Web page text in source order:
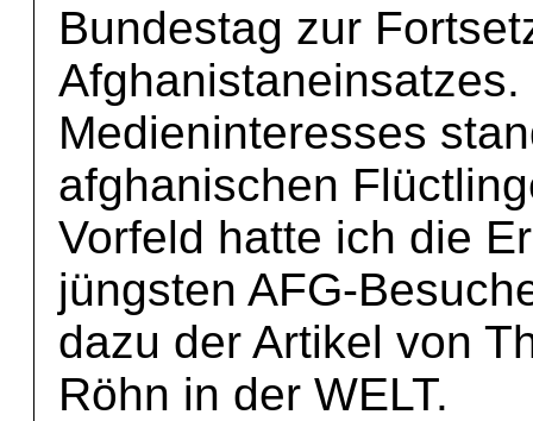
Bundestag zur
Medieninteresses
afghanischen
Vorfeld hatte ich die
jüngsten AFG-
dazu der Artikel von
Röhn in der WELT.